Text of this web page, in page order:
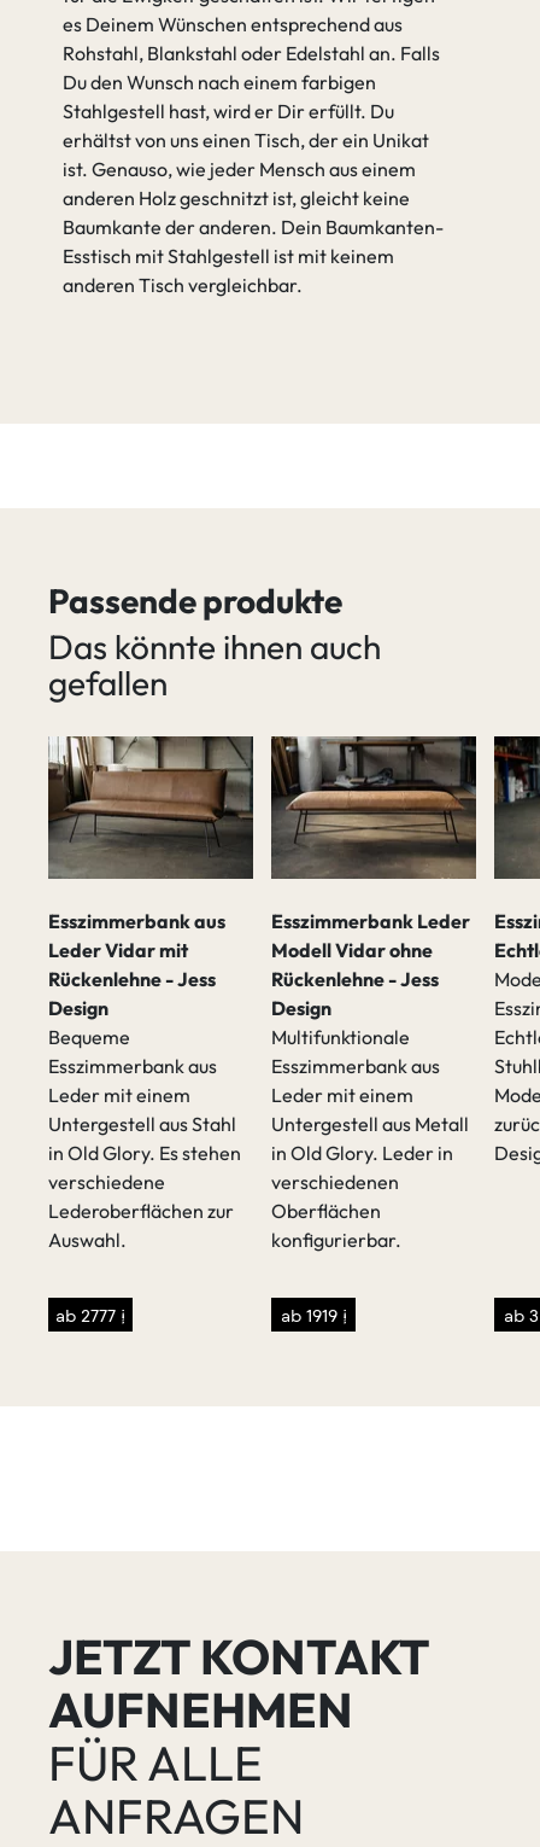
es Deinem Wünschen entsprechend aus
Rohstahl, Blankstahl oder Edelstahl an. Falls
Du den Wunsch nach einem farbigen
Stahlgestell hast, wird er Dir erfüllt. Du
erhältst von uns einen Tisch, der ein Unikat
ist. Genauso, wie jeder Mensch aus einem
anderen Holz geschnitzt ist, gleicht keine
Baumkante der anderen. Dein Baumkanten-
Esstisch mit Stahlgestell ist mit keinem
anderen Tisch vergleichbar.
Passende produkte
Das könnte ihnen auch
gefallen
Esszimmerbank aus
Leder Vidar mit
Rückenlehne - Jess
Design
Bequeme
Esszimmerbank aus
Leder mit einem
Untergestell aus Stahl
in Old Glory. Es stehen
verschiedene
Lederoberflächen zur
Auswahl.
ab 2777 €
Esszimmerbank Leder
Modell Vidar ohne
Rückenlehne - Jess
Design
Multifunktionale
Esszimmerbank aus
Leder mit einem
Untergestell aus Metall
in Old Glory. Leder in
verschiedenen
Oberflächen
konfigurierbar.
ab 1919 € ab
JETZT KONTAKT
AUFNEHMEN
FÜR ALLE
ANFRAGEN